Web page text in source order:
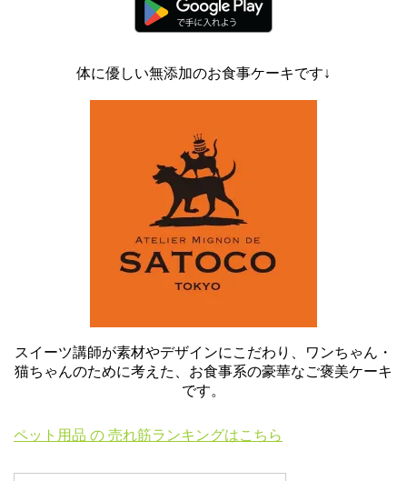
体に優しい無添加のお食事ケーキです↓
スイーツ講師が素材やデザインにこだわり、ワンちゃん・
猫ちゃんのために考えた、お食事系の豪華なご褒美ケーキ
です。
ペット用品 の 売れ筋ランキングはこちら